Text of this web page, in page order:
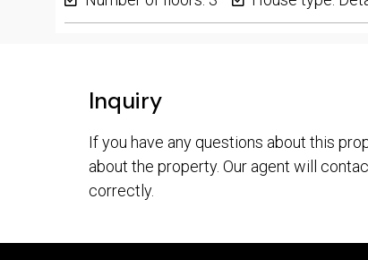
Inquiry
If you have any questions about this
about the property. Our agent will
correctly.